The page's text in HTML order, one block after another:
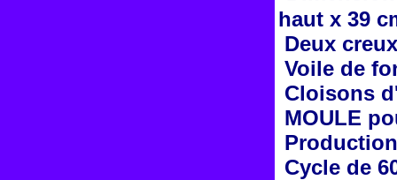
haut x 39
Deux
Voile de
Cloisons
MOULE
Cycle de